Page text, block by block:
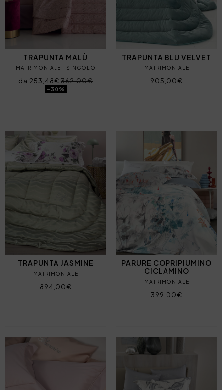
TRAPUNTA MALÙ
MATRIMONIALE SINGOLO
da 253,48€ 362,00€
-30%
TRAPUNTA BLU VELVET
MATRIMONIALE
905,00€
TRAPUNTA JASMINE
MATRIMONIALE
894,00€
PARURE COPRIPIUMINO
CICLAMINO
MATRIMONIALE
399,00€